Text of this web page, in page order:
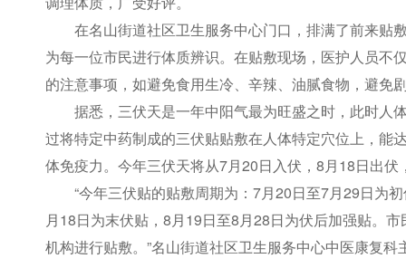
在名山街道社区卫生服务中心门口，排满了前来贴
为每一位市民进行体质辨识。在贴敷现场，医护人员不
的注意事项，如避免食用生冷、辛辣、油腻食物，避免
据悉，三伏天是一年中阳气最为旺盛之时，此时人
过将特定中药制成的三伏贴贴敷在人体特定穴位上，能
体免疫力。今年三伏天将从7月20日入伏，8月18日出伏
“今年三伏贴的贴敷周期为：7月20日至7月29日为
月18日为末伏贴，8月19日至8月28日为伏后加强贴。
机构进行贴敷。”名山街道社区卫生服务中心中医康复科